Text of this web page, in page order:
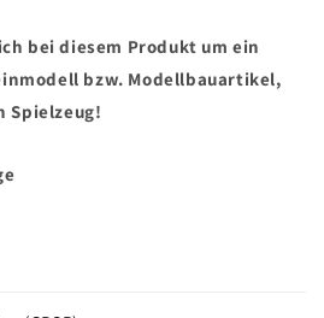
bei diesem Produkt um ein
bzw. Modellbauartikel,
Spielzeug!